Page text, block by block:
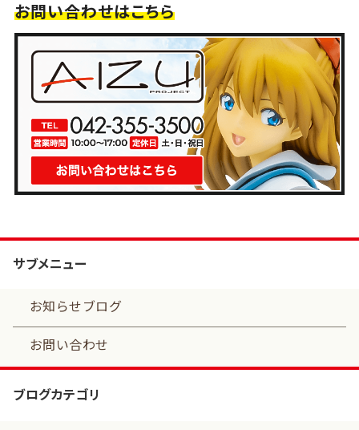
お問い合わせはこちら
サブメニュー
お知らせブログ
お問い合わせ
ブログカテゴリ